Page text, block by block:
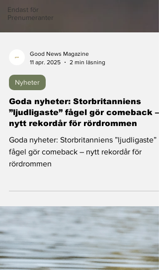
Endast för
Prenumeranter
11 apr. 2025
Nyheter
Goda nyheter: Storbritanniens
”ljudligaste” fågel gör comeback –
nytt rekordår för rördrommen
Goda nyheter: Storbritanniens ”ljudligaste”
fågel gör comeback – nytt rekordår för